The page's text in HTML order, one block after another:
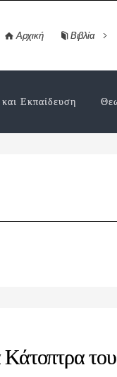
Αρχική Βιβλία
Εκπαίδευση
Κάτοπτρα